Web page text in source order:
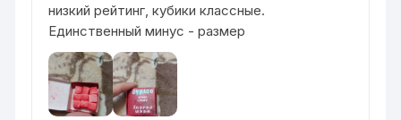
низкий рейтинг, кубики классные.
Единственный минус - размер